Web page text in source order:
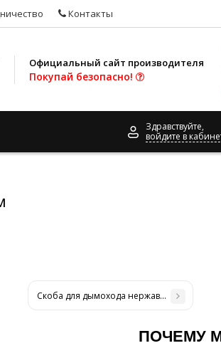
Контакты
Официальный сайт производителя
Покупай безопасно!
Здравствуйте,
войдите в
Скоба для дымохода нержавейка D-110
ПОЧЕМУ